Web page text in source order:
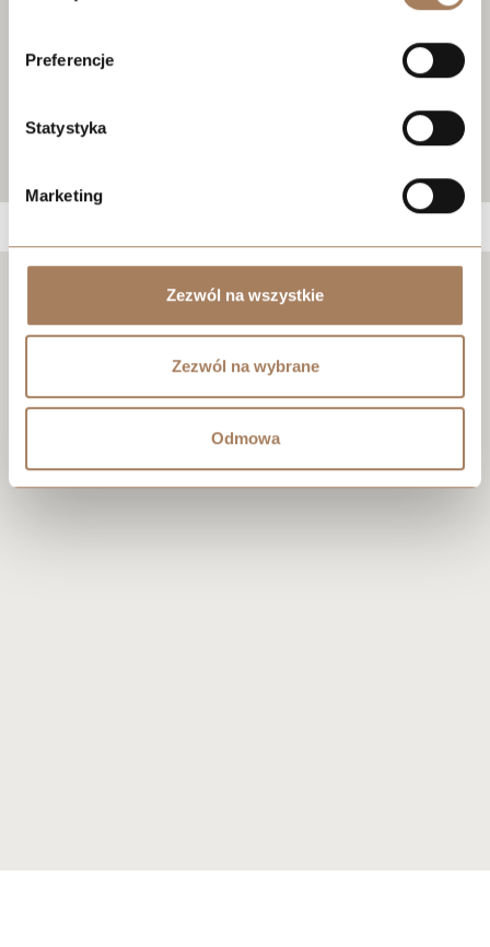
Preferencje
Statystyka
Marketing
Zezwól na wszystkie
Zezwól na wybrane
Odmowa
Negocjuj cenę